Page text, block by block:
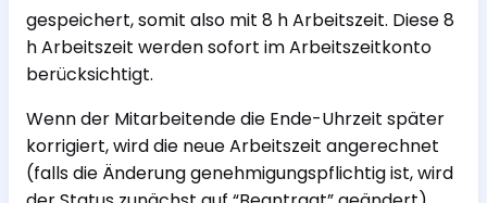
gespeichert, somit also mit 8 h Arbeitszeit. Diese 8
h Arbeitszeit werden sofort im Arbeitszeitkonto
berücksichtigt.
Wenn der Mitarbeitende die Ende-Uhrzeit später
korrigiert, wird die neue Arbeitszeit angerechnet
(falls die Änderung genehmigungspflichtig ist, wird